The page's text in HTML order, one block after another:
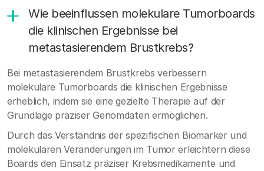
Wie beeinflussen molekulare Tumorboards
die klinischen Ergebnisse bei
metastasierendem Brustkrebs?
Bei metastasierendem Brustkrebs verbessern
molekulare Tumorboards die klinischen Ergebnisse
erheblich, indem sie eine gezielte Therapie auf der
Grundlage präziser Genomdaten ermöglichen.
Durch das Verständnis der spezifischen Biomarker und
molekularen Veränderungen im Tumor erleichtern diese
Boards den Einsatz präziser Krebsmedikamente und